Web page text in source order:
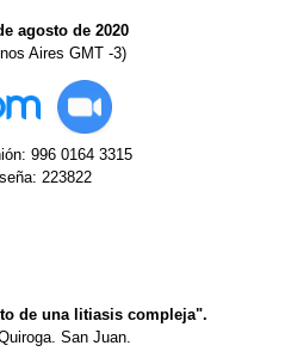
agosto de 2020
Aires GMT -3)
996 0164 3315
223822
de una litiasis compleja".
San Juan.